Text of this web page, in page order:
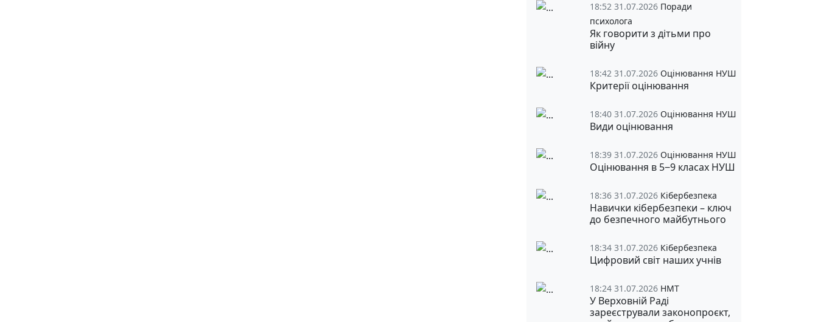
18:52 31.07.2026 Поради
психолога
Як говорити з дітьми про
війну
18:42 31.07.2026 Оцінювання НУШ
Критерії оцінювання
18:40 31.07.2026 Оцінювання НУШ
Види оцінювання
18:39 31.07.2026 Оцінювання НУШ
Оцінювання в 5‒9 класах НУШ
18:36 31.07.2026 Кібербезпека
Навички кібербезпеки – ключ
до безпечного майбутнього
18:34 31.07.2026 Кібербезпека
Цифровий світ наших учнів
18:24 31.07.2026 НМТ
У Верховній Раді
зареєстрували законопроєкт,